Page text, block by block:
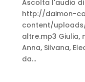
Ascolta l'audio di
http://daimon-
content/
altre.mp3 Giulia,
Anna, Silvana,
da...